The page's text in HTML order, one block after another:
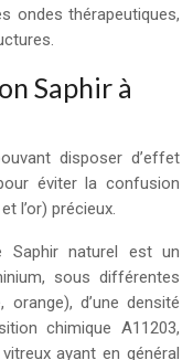
ondes thérapeutiques,
Saphir à
disposer d’effet
éviter la confusion
l’or) précieux.
Saphir naturel est un
sous différentes
d’une densité
chimique A11203,
ayant en général